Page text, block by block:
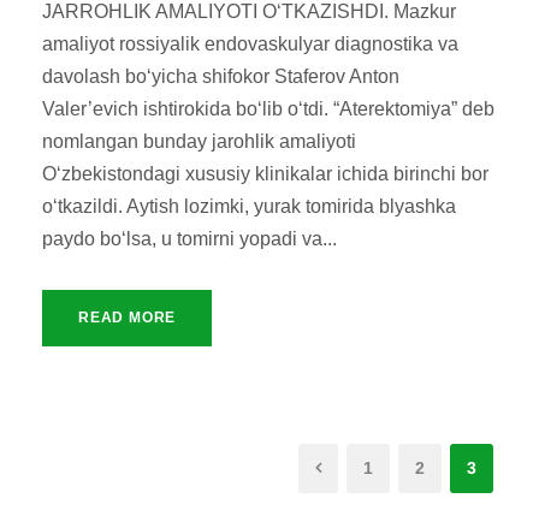
JARROHLIK AMALIYOTI O‘TKAZISHDI. Mazkur
amaliyot rossiyalik endovaskulyar diagnostika va
davolash bo‘yicha shifokor Staferov Anton
Valer’evich ishtirokida bo‘lib o‘tdi. “Aterektomiya” deb
nomlangan bunday jarohlik amaliyoti
O‘zbekistondagi xususiy klinikalar ichida birinchi bor
o‘tkazildi. Aytish lozimki, yurak tomirida blyashka
paydo bo‘lsa, u tomirni yopadi va...
READ MORE
1 2 3